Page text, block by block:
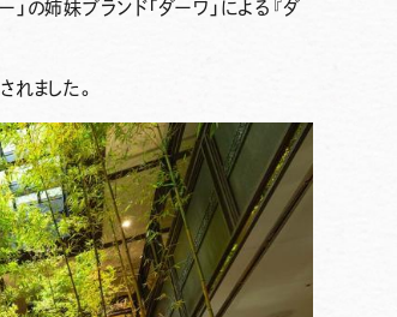
の姉妹ブランド「ダーワ」による『ダ
ました。